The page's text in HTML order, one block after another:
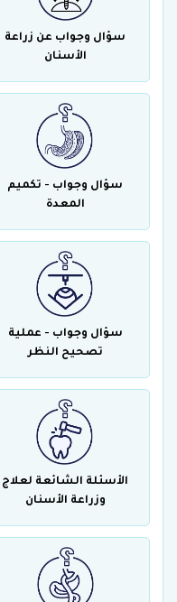
سؤال وجواب عن زراعة
الأسنان
سؤال وجواب - تكميم
المعدة
سؤال وجواب - عملية
تصحيح النظر
الأسئلة الشائعة لعلاج
وزراعة الأسنان